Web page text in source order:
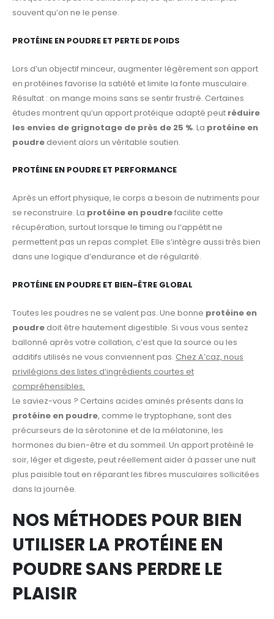
souvent qu’on ne le pense.
PROTÉINE EN POUDRE ET PERTE DE POIDS
Lors d’un objectif minceur, augmenter légèrement son apport
en protéines favorise la satiété et limite la fonte musculaire.
Résultat : on mange moins sans se sentir frustré. Certaines
études montrent qu’un apport protéique adapté peut réduire
les envies de grignotage de près de 25 %. La protéine en
poudre devient alors un véritable soutien.
PROTÉINE EN POUDRE ET PERFORMANCE
Après un effort physique, le corps a besoin de nutriments pour
se reconstruire. La protéine en poudrefacilite cette
récupération, surtout lorsque le timing ou l’appétit ne
permettent pas un repas complet. Elle s’intègre aussi très bien
dans une logique d’endurance et de régularité.
PROTÉINE EN POUDRE ET BIEN-ÊTRE GLOBAL
Toutes les poudres ne se valent pas. Une bonne protéine en
poudre doit être hautement digestible. Si vous vous sentez
ballonné après votre collation, c’est que la source ou les
additifs utilisés ne vous conviennent pas. Chez A’caz, nous
privilégions des listes d’ingrédients courtes et
compréhensibles.
Le saviez-vous ? Certains acides aminés présents dans la
protéine en poudre, comme le tryptophane, sont des
précurseurs de la sérotonine et de la mélatonine, les
hormones du bien-être et du sommeil. Un apport protéiné le
soir, léger et digeste, peut réellement aider à passer une nuit
plus paisible tout en réparant les fibres musculaires sollicitées
dans la journée.
NOS MÉTHODES POUR BIEN
UTILISER LA PROTÉINE EN
POUDRE SANS PERDRE LE
PLAISIR